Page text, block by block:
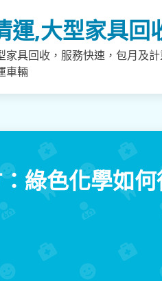
運,大型家具回
具回收，服務快速，包月及
車輛
綠色化學如